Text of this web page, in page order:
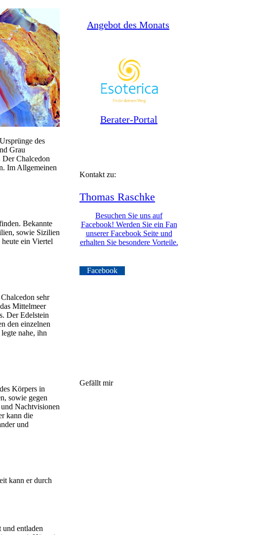
des
Grau
Chalcedon
Im Allgemeinen
Bekannte
sowie Sizilien
ein Viertel
sehr
Mittelmeer
Der Edelstein
den einzelnen
nahe, ihn
Körpers in
sowie gegen
Nachtvisionen
kann die
und
kann er durch
entladen
Angebot des Monats
Berater-Portal
Kontakt zu:
Thomas Raschke
Besuchen Sie uns auf
Facebook! Werden Sie ein Fan
unserer Facebook Seite und
erhalten Sie besondere Vorteile.
Facebook
Gefällt mir